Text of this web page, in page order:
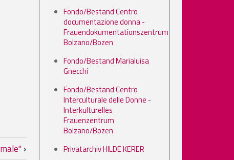
›
Fondo/Bestand Centro
documentazione donna -
Frauendokumentationszentrum
Bolzano/Bozen
Fondo/Bestand Marialuisa
Gnecchi
Fondo/Bestand Centro
Interculturale delle Donne -
Interkulturelles
Frauenzentrum
Bolzano/Bozen
Privatarchiv HILDE KERER